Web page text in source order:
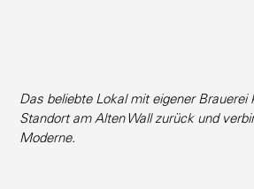
Das beliebte Lokal mit eigener Brauerei
Standort am Alten Wall zurück und
Moderne.